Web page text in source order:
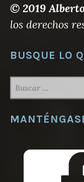
© 2019
los derechos
BUSQUE LO